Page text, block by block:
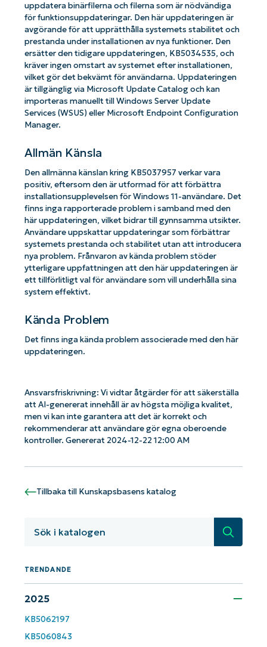
uppdatera binärfilerna och filerna som är nödvändiga
för funktionsuppdateringar. Den här uppdateringen är
avgörande för att upprätthålla systemets stabilitet och
prestanda under installationen av nya funktioner. Den
ersätter den tidigare uppdateringen, KB5034535, och
kräver ingen omstart av systemet efter installationen,
vilket gör det bekvämt för användarna. Uppdateringen
är tillgänglig via Microsoft Update Catalog och kan
importeras manuellt till Windows Server Update
Services (WSUS) eller Microsoft Endpoint Configuration
Manager.
Allmän Känsla
Den allmänna känslan kring KB5037957 verkar vara
positiv, eftersom den är utformad för att förbättra
installationsupplevelsen för Windows 11-användare. Det
finns inga rapporterade problem i samband med den
här uppdateringen, vilket bidrar till gynnsamma utsikter.
Användare uppskattar uppdateringar som förbättrar
systemets prestanda och stabilitet utan att introducera
nya problem. Frånvaron av kända problem stöder
ytterligare uppfattningen att den här uppdateringen är
ett tillförlitligt val för användare som vill underhålla sina
system effektivt.
Kända Problem
Det finns inga kända problem associerade med den här
uppdateringen.
Ansvarsfriskrivning: Vi vidtar åtgärder för att säkerställa
att AI-genererat innehåll är av högsta möjliga kvalitet,
men vi kan inte garantera att det är korrekt och
rekommenderar att användare gör egna oberoende
kontroller. Genererat 2024-12-22 12:00 AM
Tillbaka till Kunskapsbasens katalog
Sök
TRENDANDE
2025
KB5062197
KB5060843
Kom igång med NinjaOne AI-drivna
First
and
email*